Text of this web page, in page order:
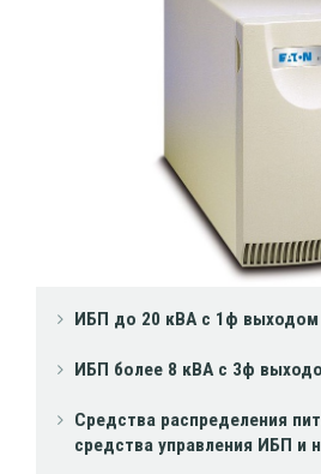
ИБП до 20 кВА с 1ф выходом
ИБП более 8 кВА с 3ф
Средства распределения
средства управления ИБП и